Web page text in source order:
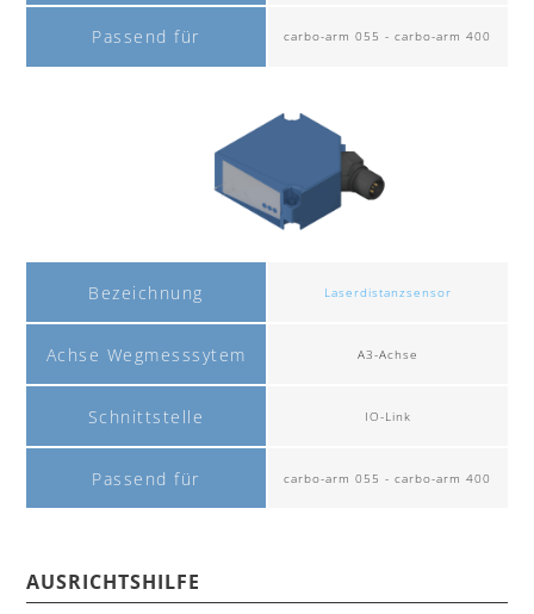
Passend für carbo-arm 055 - carbo-arm 400
Bezeichnung
Achse Wegmesssytem
Schnittstelle
Passend für
Laserdistanzsensor
A3-Achse
IO-Link
carbo-arm 055 - carbo-arm 400
AUSRICHTSHILFE